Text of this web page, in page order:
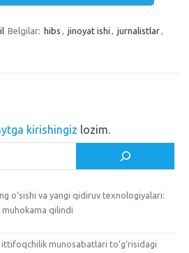
b
o
e
Belgilar: hibs , jinoyat ishi , jurnalistlar,
kirishingiz lozim.
o‘sishi va yangi qidiruv texnologiyalari:
qilindi
munosabatlari to‘g‘risidagi